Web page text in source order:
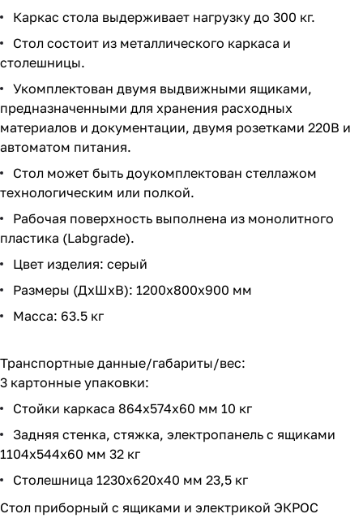
Каркас стола выдерживает нагрузку до 300 кг.
Стол состоит из металлического каркаса и
столешницы.
Укомплектован двумя выдвижными ящиками,
предназначенными для хранения расходных
материалов и документации, двумя розетками 220В и
автоматом питания.
Стол может быть доукомплектован стеллажом
технологическим или полкой.
Рабочая поверхность выполнена из монолитного
пластика (Labgrade).
Цвет изделия: серый
Размеры (ДхШхВ): 1200х800х900 мм
Масса: 63.5 кг
Транспортные данные/габариты/вес:
3 картонные упаковки:
Стойки каркаса 864х574х60 мм 10 кг
Задняя стенка, стяжка, электропанель с ящиками
1104х544х60 мм 32 кг
Столешница 1230х620х40 мм 23,5 кг
Стол приборный с ящиками и электрикой ЭКРОС